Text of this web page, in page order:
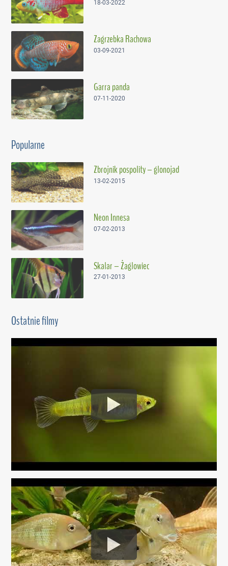
18-03-2022
Zagrzebka Rachowa
03-09-2021
Garra panda
07-11-2020
Popularne
Zbrojnik pospolity – glonojad
13-02-2015
Neon Innesa
07-02-2013
Skalar – Żaglowiec
27-01-2013
Ostatnie filmy